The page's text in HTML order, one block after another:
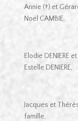
Annie (†) et
Noël CAMBIE,
Elodie DENIERE
Estelle DENIERE,
Jacques et
famille,